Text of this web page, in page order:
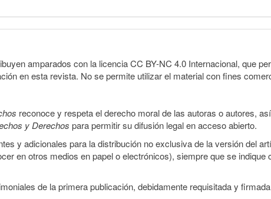
amparados con la licencia CC BY-NC 4.0 Internacional, que
en esta revista. No se permite utilizar el material con fines
reconoce y respeta el derecho moral de las autoras o autores,
y Derechos para permitir su difusión legal en acceso abierto.
y adicionales para la distribución no exclusiva de la versión del
en otros medios en papel o electrónicos), siempre que se
de la primera publicación, debidamente requisitada y